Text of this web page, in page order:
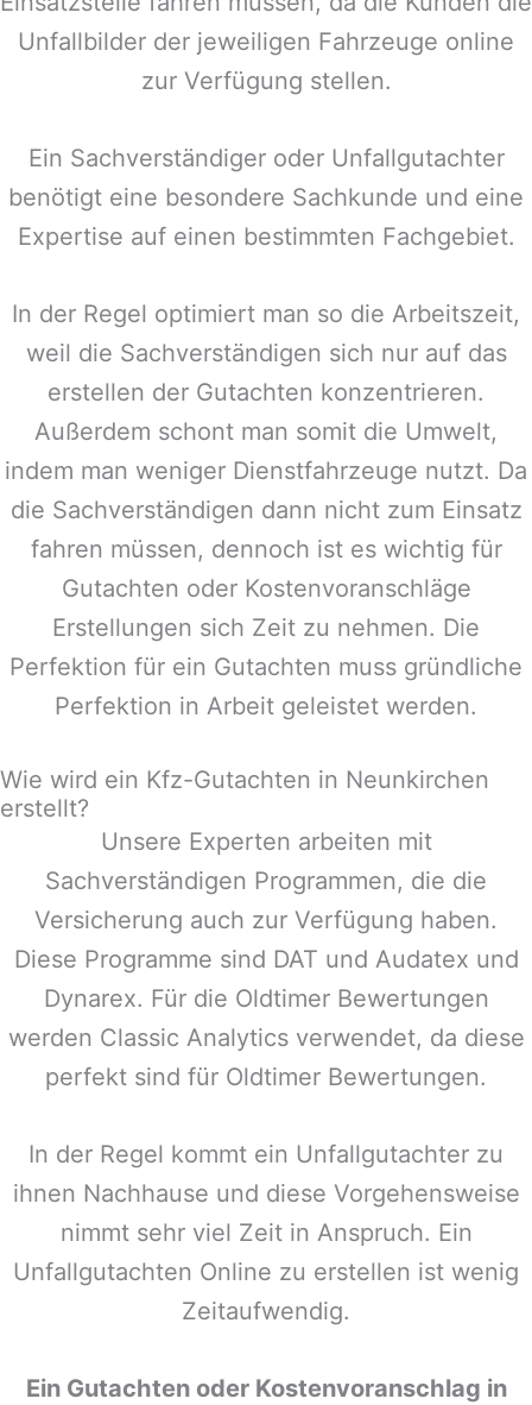
Unfallbilder der jeweiligen Fahrzeuge online
zur Verfügung stellen.
Ein Sachverständiger oder Unfallgutachter
benötigt eine besondere Sachkunde und eine
Expertise auf einen bestimmten Fachgebiet.
In der Regel optimiert man so die Arbeitszeit,
weil die Sachverständigen sich nur auf das
erstellen der Gutachten konzentrieren.
Außerdem schont man somit die Umwelt,
indem man weniger Dienstfahrzeuge nutzt. Da
die Sachverständigen dann nicht zum Einsatz
fahren müssen, dennoch ist es wichtig für
Gutachten oder Kostenvoranschläge
Erstellungen sich Zeit zu nehmen. Die
Perfektion für ein Gutachten muss gründliche
Perfektion in Arbeit geleistet werden.
Wie wird ein Kfz-Gutachten in Neunkirchen
erstellt?
Unsere Experten arbeiten mit
Sachverständigen Programmen, die die
Versicherung auch zur Verfügung haben.
Diese Programme sind DAT und Audatex und
Dynarex. Für die Oldtimer Bewertungen
werden Classic Analytics verwendet, da diese
perfekt sind für Oldtimer Bewertungen.
In der Regel kommt ein Unfallgutachter zu
ihnen Nachhause und diese Vorgehensweise
nimmt sehr viel Zeit in Anspruch. Ein
Unfallgutachten Online zu erstellen ist wenig
Zeitaufwendig.
Ein Gutachten oder Kostenvoranschlag in